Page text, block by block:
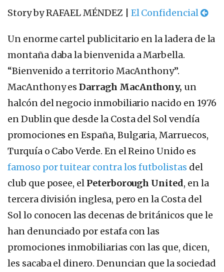
Story by RAFAEL MÉNDEZ | El Confidencial
Un enorme cartel publicitario en la ladera de la
montaña daba la bienvenida a Marbella.
“Bienvenido a territorio MacAnthony”.
MacAnthony esDarragh MacAnthony, un
halcón del negocio inmobiliario nacido en 1976
en Dublin que desde la Costa del Sol vendía
promociones en España, Bulgaria, Marruecos,
Turquía o Cabo Verde. En el Reino Unido es
famoso por tuitear contra los futbolistas del
club que posee, el Peterborough United, en la
tercera división inglesa, pero en la Costa del
Sol lo conocen las decenas de británicos que le
han denunciado por estafa con las
promociones inmobiliarias con las que, dicen,
les sacaba el dinero. Denuncian que la sociedad